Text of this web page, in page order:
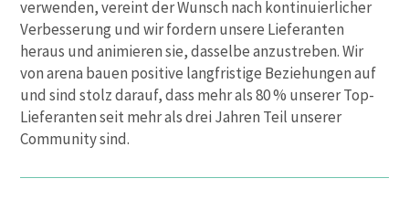
verwenden, vereint der Wunsch nach kontinuierlicher
Verbesserung und wir fordern unsere Lieferanten
heraus und animieren sie, dasselbe anzustreben. Wir
von arena bauen positive langfristige Beziehungen auf
und sind stolz darauf, dass mehr als 80 % unserer Top-
Lieferanten seit mehr als drei Jahren Teil unserer
Community sind.